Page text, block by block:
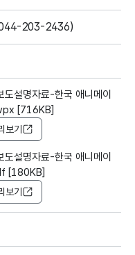
203-2436)
설명자료-한국 애니메이
[716KB]
보기
설명자료-한국 애니메이
[180KB]
보기